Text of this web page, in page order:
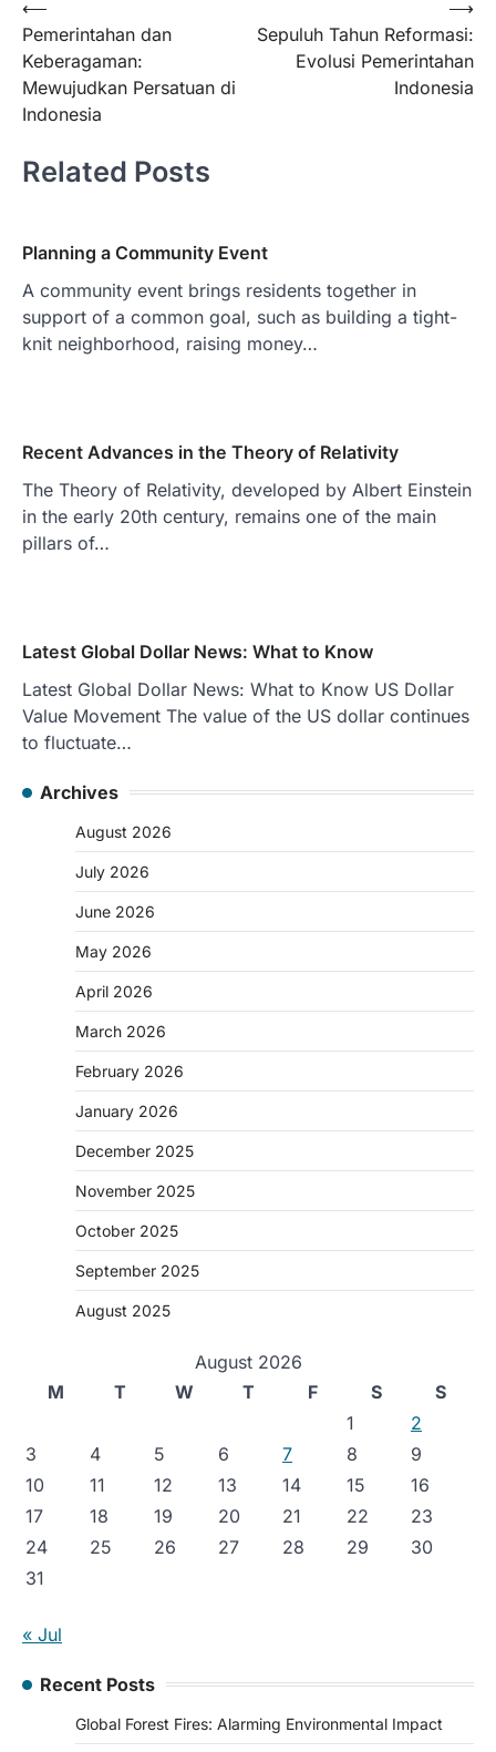
Post
navigation
⟵
Pemerintahan dan
Keberagaman:
Mewujudkan Persatuan di
Indonesia
Sepuluh Tahun Reformasi:
Evolusi Pemerintahan
Indonesia
⟶
Related Posts
Planning a Community Event
A community event brings residents together in
support of a common goal, such as building a tight-
knit neighborhood, raising money…
Recent Advances in the Theory of Relativity
The Theory of Relativity, developed by Albert Einstein
in the early 20th century, remains one of the main
pillars of…
Latest Global Dollar News: What to Know
Latest Global Dollar News: What to Know US Dollar
Value Movement The value of the US dollar continues
to fluctuate…
Archives
August 2026
July 2026
June 2026
May 2026
April 2026
March 2026
February 2026
January 2026
December 2025
November 2025
October 2025
September 2025
August 2025
August 2026
M
T W T F S
S
1
2
3
4 5 6 7 8
9
10
11 12 13 14 15
16
17
18 19 20 21 22
23
24
25 26 27 28 29
30
31
« Jul
Recent Posts
Global Forest Fires: Alarming Environmental Impact